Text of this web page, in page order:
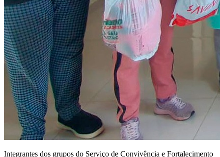
Integrantes dos grupos do Serviço de Convivência e Fortalecimento